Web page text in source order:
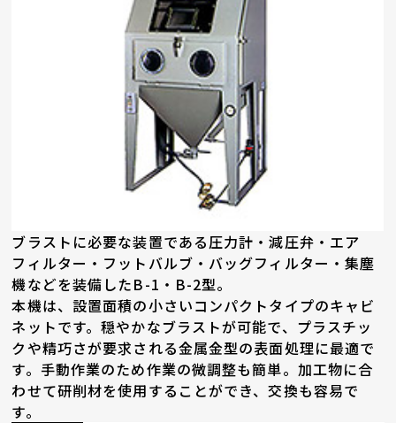
ブラストに必要な装置である圧力計・減圧弁・エア
フィルター・フットバルブ・バッグフィルター・集塵
機などを装備したB-1・B-2型。
本機は、設置面積の小さいコンパクトタイプのキャビ
ネットです。穏やかなブラストが可能で、プラスチッ
クや精巧さが要求される金属金型の表面処理に最適で
す。手動作業のため作業の微調整も簡単。加工物に合
わせて研削材を使用することができ、交換も容易で
す。